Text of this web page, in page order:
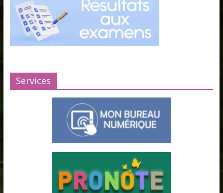
Services